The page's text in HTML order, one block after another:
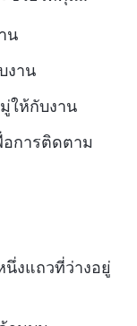
น
งาน
ให้กับงาน
อการติดตาม
งแถวที่ว่างอยู่